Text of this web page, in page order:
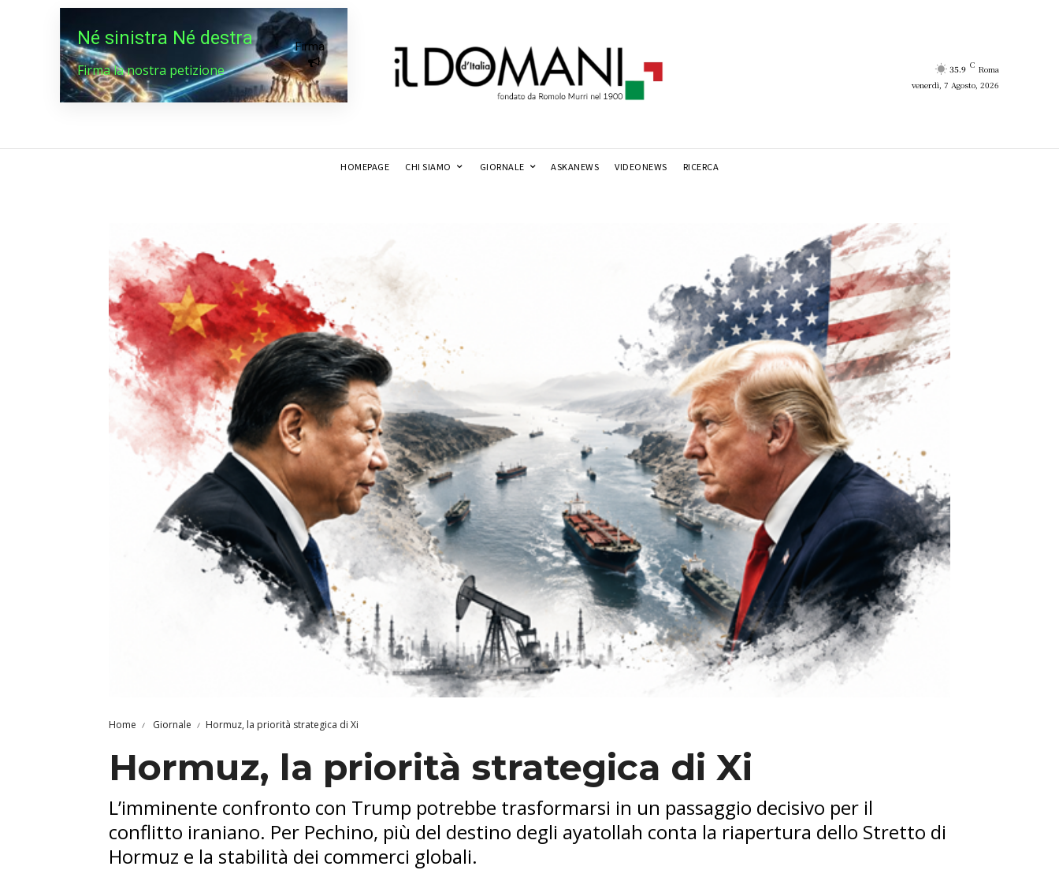
Né sinistra Né destra
Firma la nostra petizione
Firma
35.9 C Roma
venerdì, 7 Agosto, 2026
HOMEPAGE CHI SIAMO GIORNALE ASKANEWS VIDEONEWS RICERCA
Home Giornale Hormuz, la priorità strategica di Xi
Hormuz, la priorità strategica di Xi
L’imminente confronto con Trump potrebbe trasformarsi in un passaggio decisivo per il
conflitto iraniano. Per Pechino, più del destino degli ayatollah conta la riapertura dello Stretto di
Hormuz e la stabilità dei commerci globali.